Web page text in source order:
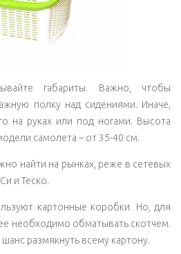
габариты. Важно, чтобы
полку над сидениями. Иначе,
на руках или под ногами. Высота
самолета – от 35-40 см.
найти на рынках, реже в сетевых
и Теско.
картонные коробки. Но, для
необходимо обматывать скотчем.
размякнуть всему картону.